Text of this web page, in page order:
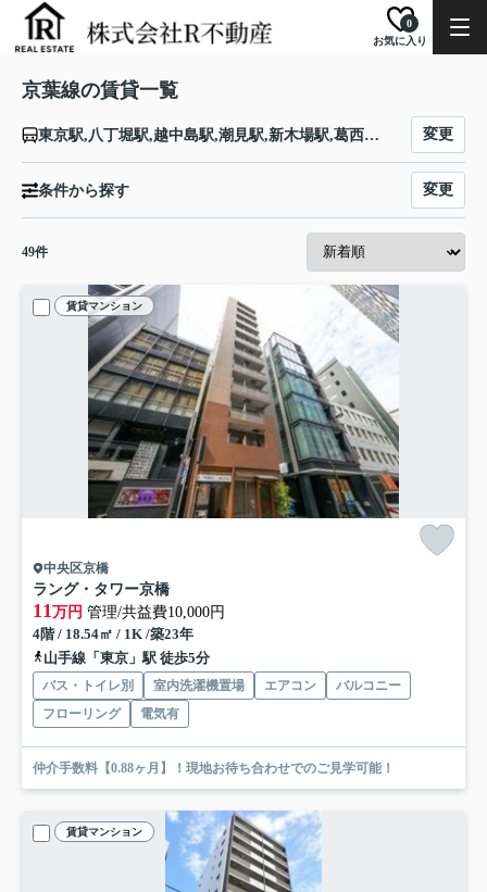
お気に入り
0
京葉線の賃貸一覧
東京駅,八丁堀駅,越中島駅,潮見駅,新木場駅,葛西臨海公園駅,舞浜駅,新浦安駅,市川塩浜駅,二俣新町駅,西船橋駅,南船橋駅,新習志野駅,幕張豊砂駅,海浜幕張駅,検見川浜駅,稲毛海岸駅,千葉みなと駅,蘇我駅 変更
条件から探す 変更
49件
賃貸マンション
中央区京橋
ラング・タワー京橋
11万円 管理/共益費10,000円
4階 / 18.54㎡ / 1K /築23年
山手線「東京」駅 徒歩5分
バス・トイレ別 室内洗濯機置場 エアコン
バルコニー
フローリング
電気有
仲介手数料【0.88ヶ月】！現地お待ち合わせでのご見学可能！
賃貸マンション